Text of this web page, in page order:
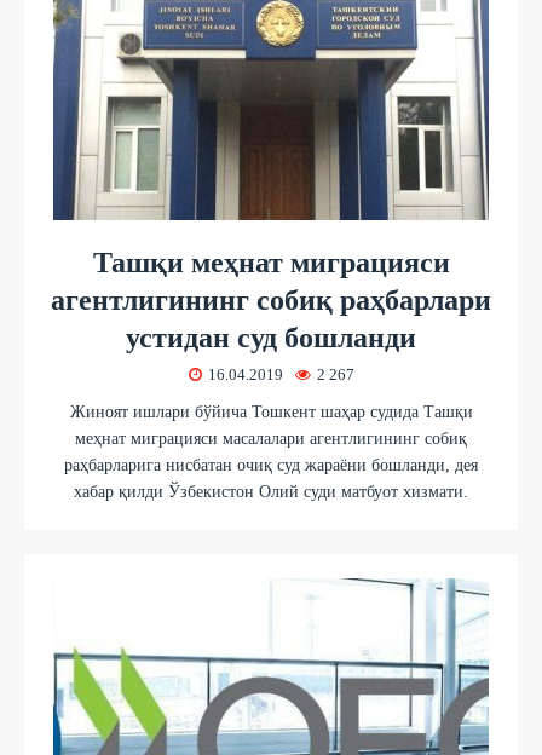
Ташқи меҳнат миграцияси
агентлигининг собиқ раҳбарлари
устидан суд бошланди
16.04.2019 2 267
Жиноят ишлари бўйича Тошкент шаҳар судида Ташқи
меҳнат миграцияси масалалари агентлигининг собиқ
раҳбарларига нисбатан очиқ суд жараёни бошланди, дея
хабар қилди Ўзбекистон Олий суди матбуот хизмати.